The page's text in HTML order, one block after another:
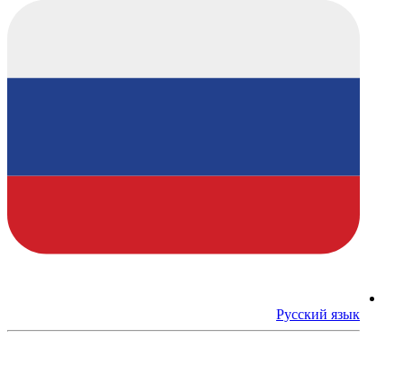
Русский язык